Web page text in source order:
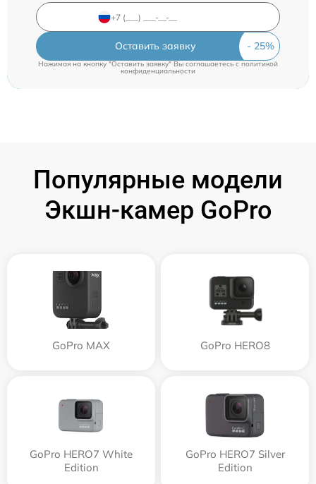
Оставить заявку
Нажимая на кнопку "Оставить заявку" Вы соглашаетесь c политикой
конфиденциальности
Популярные модели
Экшн-камер GoPro
GoPro MAX GoPro HERO8
GoPro HERO7 White
Edition
GoPro HERO7 Silver
Edition